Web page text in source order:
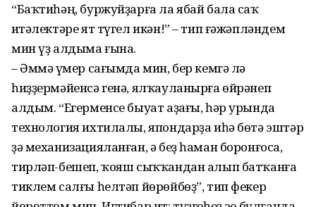
“Баҡтиһәң, буржуйҙарға ла ябай бала саҡ
иҫтәлектәре ят түгел икән!” – тип ғәжәпләндем
мин үҙ алдыма ғына.
– Әммә үҫмер сағымда мин, бер кемгә лә
һиҙҙермәйенсә генә, ялҡауланырға өйрәнеп
алдым. “Егерменсе быуат аҙағы, һәр урында
технология ихтилалы, япондарҙа иһә бөтә эштәр
ҙә механизацияланған, ә беҙ һаман боронғоса,
тирләп-бешеп, ҡояш сыҡҡандан алып батҡанға
тиклем салғы һелтәп йөрөйбөҙ”, тип фекер